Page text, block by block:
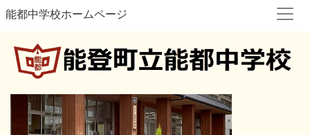
能都中学校ホームページ